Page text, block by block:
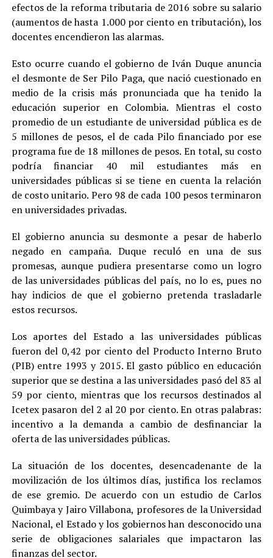
efectos de la reforma tributaria de 2016 sobre su salario
(aumentos de hasta 1.000 por ciento en tributación), los
docentes encendieron las alarmas.
Esto ocurre cuando el gobierno de Iván Duque anuncia
el desmonte de Ser Pilo Paga, que nació cuestionado en
medio de la crisis más pronunciada que ha tenido la
educación superior en Colombia. Mientras el costo
promedio de un estudiante de universidad pública es de
5 millones de pesos, el de cada Pilo financiado por ese
programa fue de 18 millones de pesos. En total, su costo
podría financiar 40 mil estudiantes más en
universidades públicas si se tiene en cuenta la relación
de costo unitario. Pero 98 de cada 100 pesos terminaron
en universidades privadas.
El gobierno anuncia su desmonte a pesar de haberlo
negado en campaña. Duque reculó en una de sus
promesas, aunque pudiera presentarse como un logro
de las universidades públicas del país, no lo es, pues no
hay indicios de que el gobierno pretenda trasladarle
estos recursos.
Los aportes del Estado a las universidades públicas
fueron del 0,42 por ciento del Producto Interno Bruto
(PIB) entre 1993 y 2015. El gasto público en educación
superior que se destina a las universidades pasó del 83 al
59 por ciento, mientras que los recursos destinados al
Icetex pasaron del 2 al 20 por ciento. En otras palabras:
incentivo a la demanda a cambio de desfinanciar la
oferta de las universidades públicas.
La situación de los docentes, desencadenante de la
movilización de los últimos días, justifica los reclamos
de ese gremio. De acuerdo con un estudio de Carlos
Quimbaya y Jairo Villabona, profesores de la Universidad
Nacional, el Estado y los gobiernos han desconocido una
serie de obligaciones salariales que impactaron las
finanzas del sector.